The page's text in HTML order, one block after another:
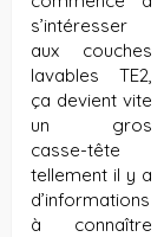
s’intéresser
aux couches
lavables TE2,
ça devient vite
un gros
casse-tête
tellement il y a
d’informations
à connaître